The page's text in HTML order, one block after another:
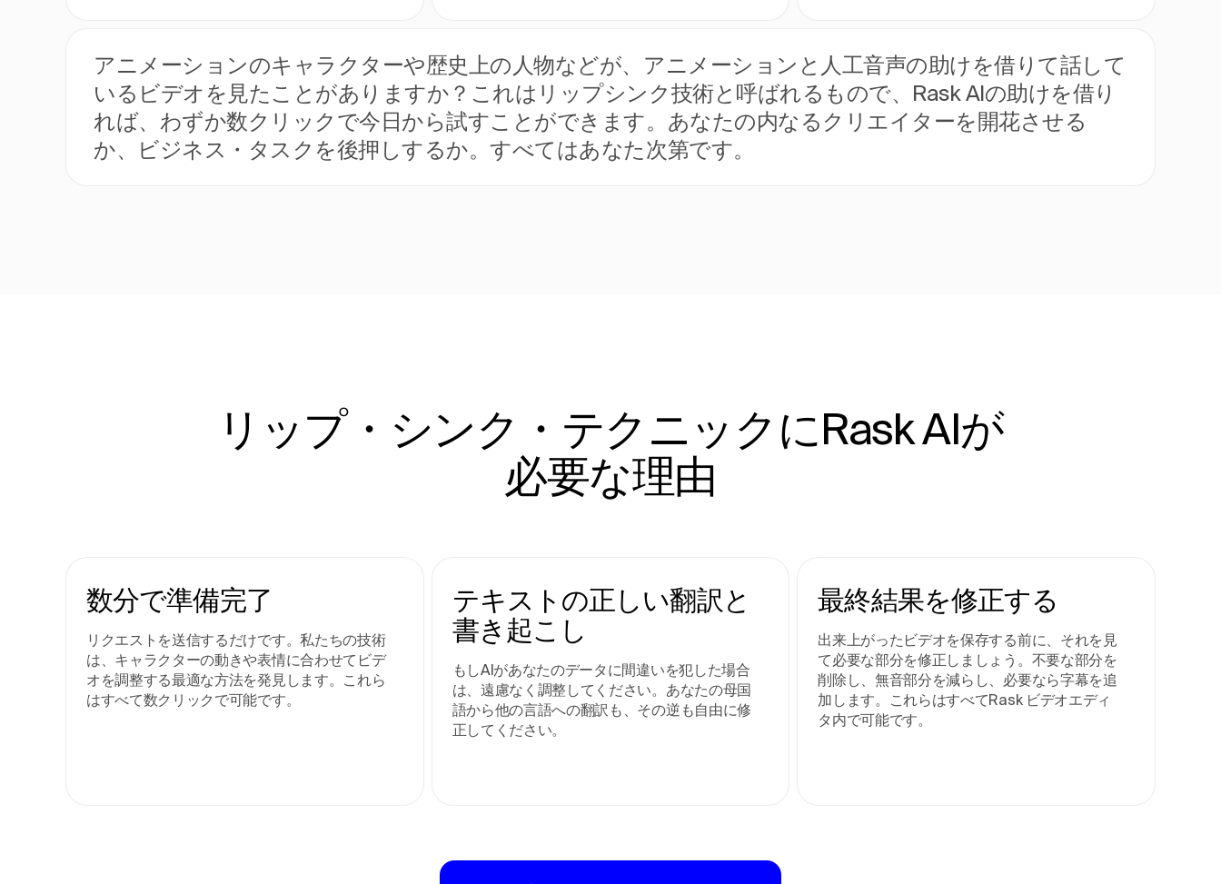
アニメーションのキャラクターや歴史上の人物などが、アニメーションと人工音声の助けを借りて話して
いるビデオを見たことがありますか？これはリップシンク技術と呼ばれるもので、Rask AIの助けを借り
れば、わずか数クリックで今日から試すことができます。あなたの内なるクリエイターを開花させる
か、ビジネス・タスクを後押しするか。すべてはあなた次第です。
リップ・シンク・テクニックにRask AIが
必要な理由
数分で準備完了
リクエストを送信するだけです。私たちの技術
は、キャラクターの動きや表情に合わせてビデ
オを調整する最適な方法を発見します。これら
はすべて数クリックで可能です。
テキストの正しい翻訳と
書き起こし
もしAIがあなたのデータに間違いを犯した場合
は、遠慮なく調整してください。あなたの母国
語から他の言語への翻訳も、その逆も自由に修
正してください。
最終結果を修正する
出来上がったビデオを保存する前に、それを見
て必要な部分を修正しましょう。不要な部分を
削除し、無音部分を減らし、必要なら字幕を追
加します。これらはすべてRask ビデオエディ
タ内で可能です。